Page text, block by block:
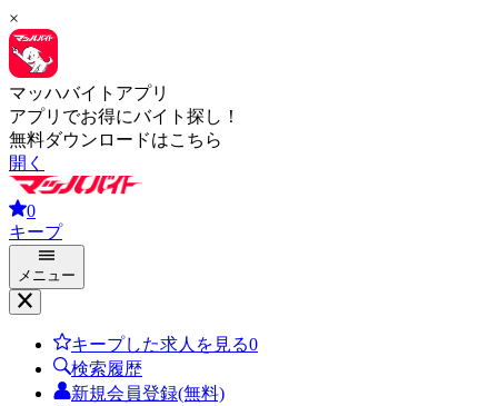
×
マッハバイトアプリ
アプリでお得にバイト探し！
無料ダウンロードはこちら
開く
0
キープ
メニュー
キープした求人を見る0
検索履歴
新規会員登録(無料)